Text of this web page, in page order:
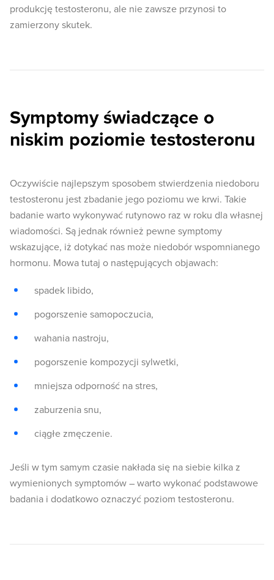
produkcję testosteronu, ale nie zawsze przynosi to
zamierzony skutek.
Symptomy świadczące o
niskim poziomie testosteronu
Oczywiście najlepszym sposobem stwierdzenia niedoboru
testosteronu jest zbadanie jego poziomu we krwi. Takie
badanie warto wykonywać rutynowo raz w roku dla własnej
wiadomości. Są jednak również pewne symptomy
wskazujące, iż dotykać nas może niedobór wspomnianego
hormonu. Mowa tutaj o następujących objawach:
spadek libido,
pogorszenie samopoczucia,
wahania nastroju,
pogorszenie kompozycji sylwetki,
mniejsza odporność na stres,
zaburzenia snu,
ciągłe zmęczenie.
Jeśli w tym samym czasie nakłada się na siebie kilka z
wymienionych symptomów – warto wykonać podstawowe
badania i dodatkowo oznaczyć poziom testosteronu.